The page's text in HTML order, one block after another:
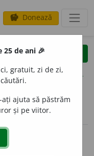
savings Donează
clear
opțiuni
de ani 🎉
gratuit, zi de zi,
ajuta să păstrăm
și pe viitor.